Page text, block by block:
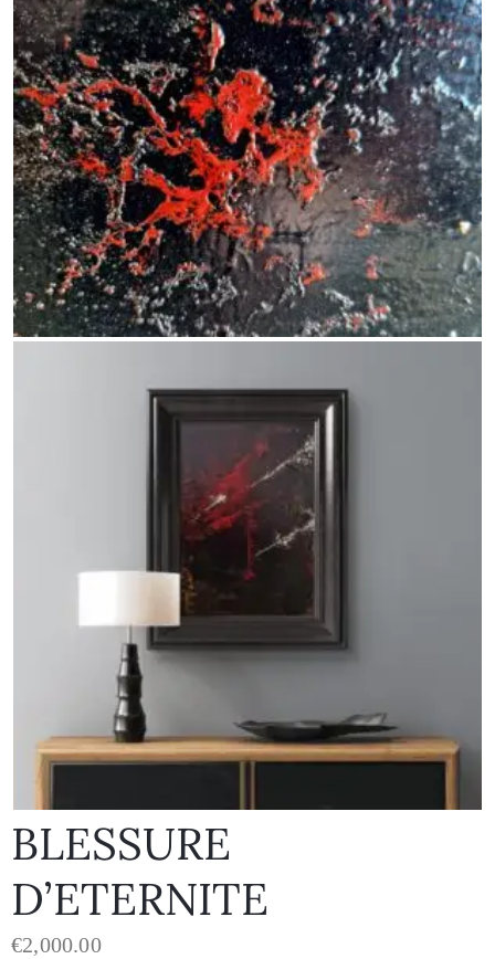
BLESSURE
D’ETERNITE
€2,000.00